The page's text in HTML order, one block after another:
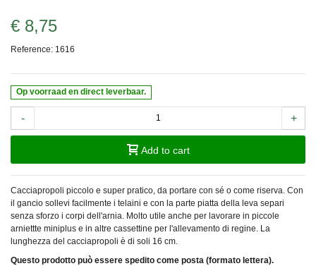
€ 8,75
Reference: 1616
Op voorraad en direct leverbaar.
- +
Add to cart
Cacciapropoli piccolo e super pratico, da portare con sé o come riserva. Con
il gancio sollevi facilmente i telaini e con la parte piatta della leva separi
senza sforzo i corpi dell'arnia. Molto utile anche per lavorare in piccole
arniettte miniplus e in altre cassettine per l'allevamento di regine. La
lunghezza del cacciapropoli è di soli 16 cm.
Questo prodotto può essere spedito come posta (formato lettera).